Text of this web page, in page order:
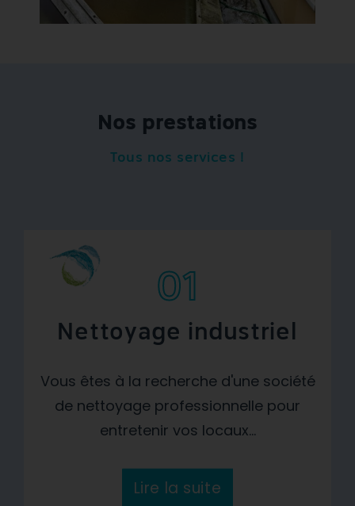
Nos prestations
Tous nos services !
01
Nettoyage industriel
Vous êtes à la recherche d'une société
de nettoyage professionnelle pour
entretenir vos locaux...
Lire la suite